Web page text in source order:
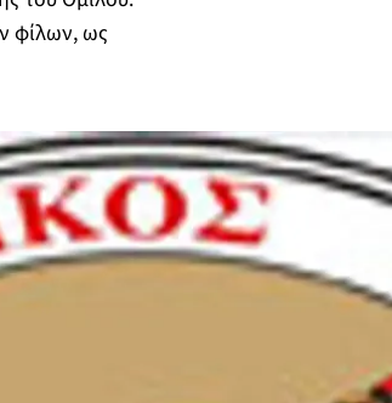
φίλων, ως